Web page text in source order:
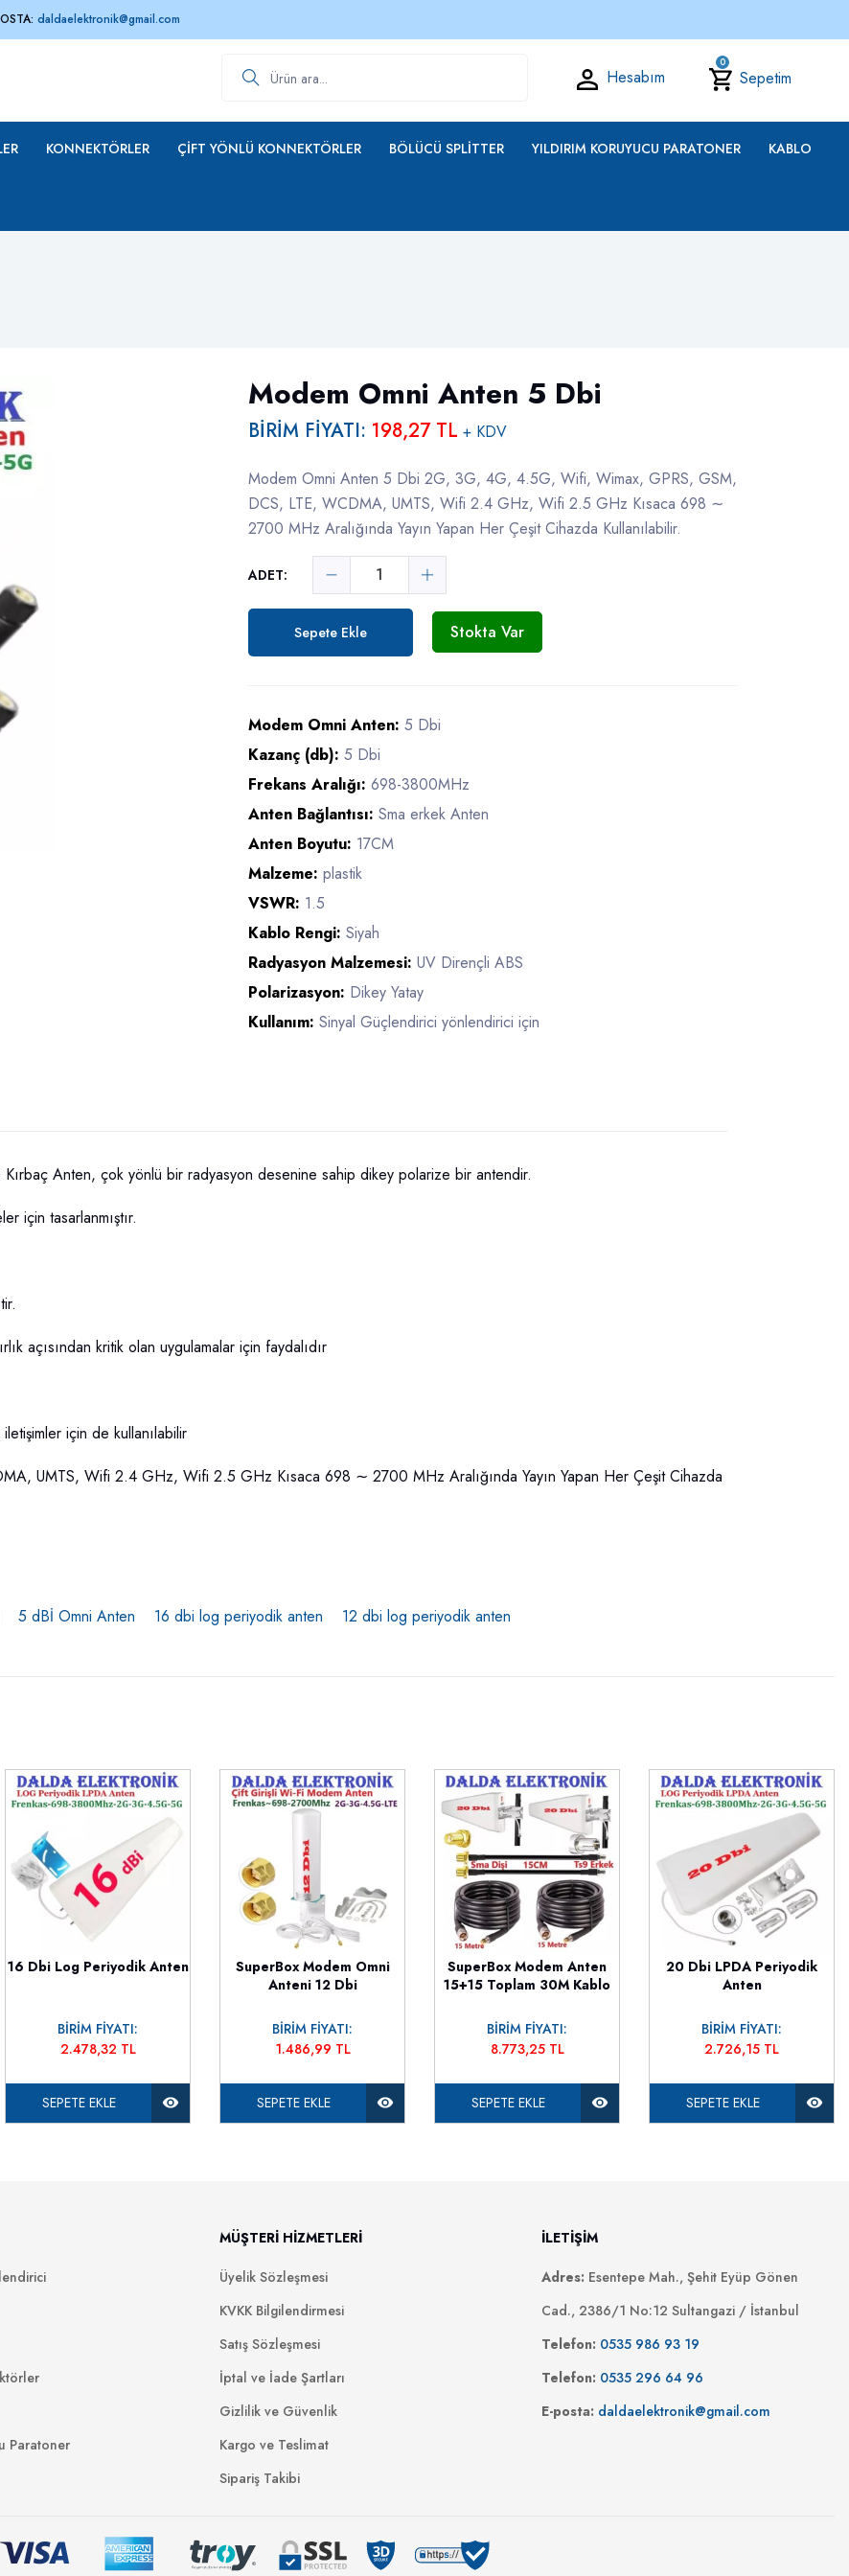
daldaelektronik@gmail.com
Hesabım Sepetim
0
KONNEKTÖRLER ÇIFT YÖNLÜ KONNEKTÖRLER BÖLÜCÜ SPLITTER YILDIRIM KORUYUCU PARATONER KABLO
Modem Omni Anten 5 Dbi
BİRİM FİYATI: 198,27 TL + KDV
Modem Omni Anten 5 Dbi 2G, 3G, 4G, 4.5G, Wifi, Wimax, GPRS, GSM,
DCS, LTE, WCDMA, UMTS, Wifi 2.4 GHz, Wifi 2.5 GHz Kısaca 698 ∼
2700 MHz Aralığında Yayın Yapan Her Çeşit Cihazda Kullanılabilir.
ADET:
Sepete Ekle Stokta Var
Modem Omni Anten: 5 Dbi
Kazanç (db): 5 Dbi
Frekans Aralığı: 698-3800MHz
Anten Bağlantısı: Sma erkek Anten
Anten Boyutu: 17CM
Malzeme: plastik
VSWR: 1.5
Kablo Rengi: Siyah
Radyasyon Malzemesi: UV Dirençli ABS
Polarizasyon: Dikey Yatay
Kullanım: Sinyal Güçlendirici yönlendirici için
Anten, çok yönlü bir radyasyon desenine sahip dikey polarize bir antendir.
için tasarlanmıştır.
açısından kritik olan uygulamalar için faydalıdır
için de kullanılabilir
UMTS, Wifi 2.4 GHz, Wifi 2.5 GHz Kısaca 698 ∼ 2700 MHz Aralığında Yayın Yapan Her Çeşit Cihazda
5 dBİ Omni Anten 16 dbi log periyodik anten 12 dbi log periyodik anten
16 Dbi Log Periyodik Anten
BİRİM FİYATI:
2.478,32 TL
SEPETE EKLE
SuperBox Modem Omni
Anteni 12 Dbi
BİRİM FİYATI:
1.486,99 TL
SEPETE EKLE
SuperBox Modem Anten
15+15 Toplam 30M Kablo
BİRİM FİYATI:
8.773,25 TL
SEPETE EKLE
20 Dbi LPDA Periyodik
Anten
BİRİM FİYATI:
2.726,15 TL
SEPETE EKLE
Paratoner
MÜŞTERİ HİZMETLERİ
Üyelik Sözleşmesi
KVKK Bilgilendirmesi
Satış Sözleşmesi
İptal ve İade Şartları
Gizlilik ve Güvenlik
Kargo ve Teslimat
Sipariş Takibi
İLETİŞİM
Adres: Esentepe Mah., Şehit Eyüp Gönen
Cad., 2386/1 No:12 Sultangazi / İstanbul
Telefon: 0535 986 93 19
Telefon: 0535 296 64 96
E-posta: daldaelektronik@gmail.com